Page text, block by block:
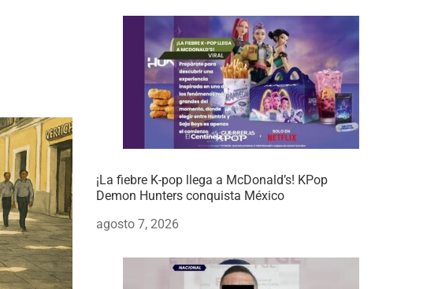
¡La fiebre K-pop llega a McDonald’s! KPop
Demon Hunters conquista México
agosto 7, 2026